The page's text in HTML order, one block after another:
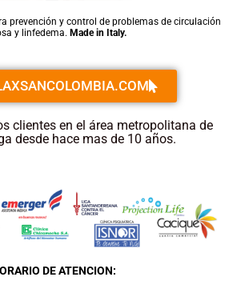
prevención y control de problemas de circulación
y linfedema. Made in Italy.
clientes en el área metropolitana de
desde hace mas de 10 años.
DE ATENCION: